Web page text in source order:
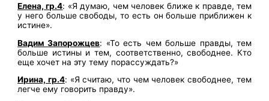
Елена, гр.4: «Я думаю, чем человек ближе к правде, тем
у него больше свободы, то есть он больше приближен к
истине».
Вадим Запорожцев: «То есть чем больше правды, тем
больше истины и тем, соответственно, свободнее. Кто
еще хочет на эту тему порассуждать?»
Ирина, гр.4: «Я считаю, что чем человек свободнее, тем
легче ему говорить правду».